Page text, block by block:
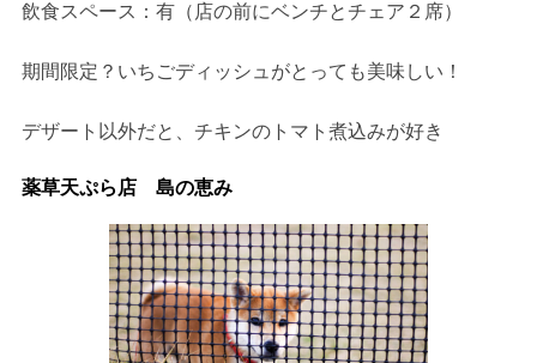
飲食スペース：有（店の前にベンチとチェア２席）
期間限定？いちごディッシュがとっても美味しい！
デザート以外だと、チキンのトマト煮込みが好き
薬草天ぷら店 島の恵み